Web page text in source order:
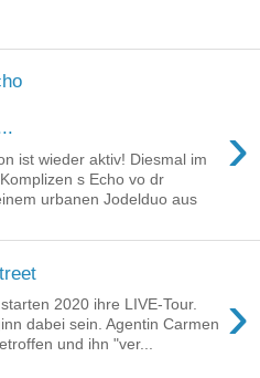
›
ist wieder aktiv! Diesmal im
s Echo vo dr
urbanen Jodelduo aus
›
2020 ihre LIVE-Tour.
dabei sein. Agentin Carmen
und ihn "ver...